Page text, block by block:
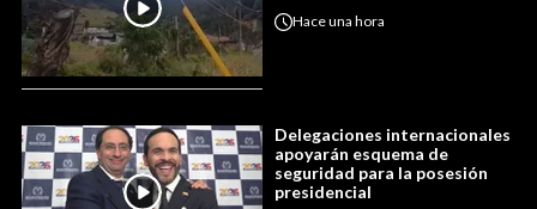
Haceuna hora
Delegaciones internacionales
apoyarán esquema de
seguridad para la posesión
presidencial